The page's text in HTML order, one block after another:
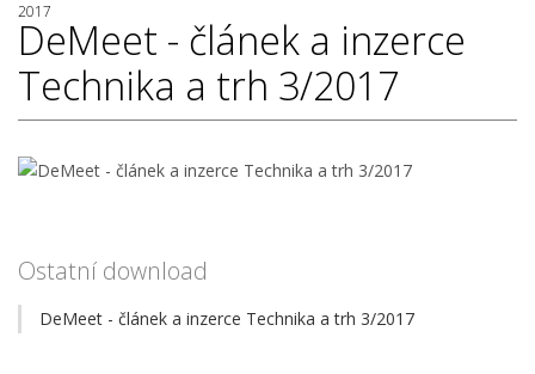
2017
DeMeet - článek a inzerce
Technika a trh 3/2017
Ostatní download
DeMeet - článek a inzerce Technika a trh 3/2017